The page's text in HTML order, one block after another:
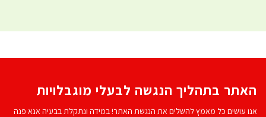
האתר בתהליך הנגשה לבעלי מוגבלויות
אנו עושים כל מאמץ להשלים את הנגשת האתר! במידה ונתקלת בבעיה אנא פנה